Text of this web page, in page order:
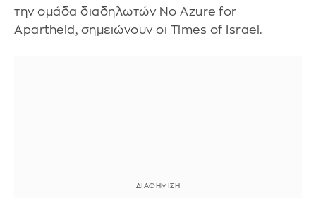
την ομάδα διαδηλωτών No Azure for
Apartheid, σημειώνουν οι Times of Israel.